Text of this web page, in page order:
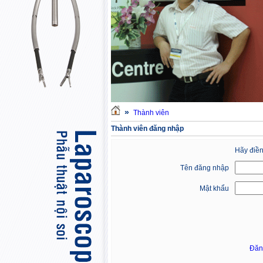
» Thành viên
Thành viên đăng nhập
Hãy
Tên đăng nhập
Mật khẩu